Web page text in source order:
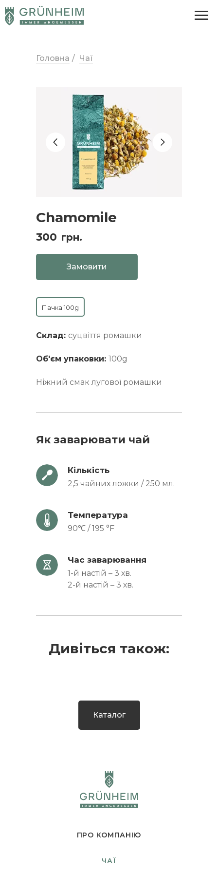
Головна / Чаї
Chamomile
300 грн.
Замовити
Пачка 100g
Склад: суцвіття ромашки
Об'єм упаковки: 100g
Ніжний смак лугової ромашки
Як заварювати чай
Кількість
2,5 чайних ложки / 250 мл.
Температура
90℃ / 195 °F
Час заварювання
1-й настій – 3 хв.
2-й настій – 3 хв.
Дивіться також:
Каталог
ПРО КОМПАНІЮ
ЧАЇ